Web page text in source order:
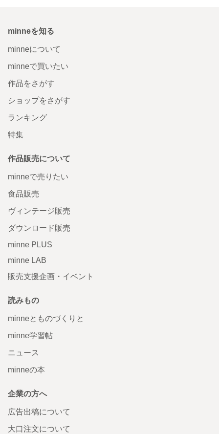
minneを知る
minneについて
minneで買いたい
作品をさがす
ショップをさがす
ランキング
特集
作品販売について
minneで売りたい
食品販売
ヴィンテージ販売
ダウンロード販売
minne PLUS
minne LAB
販売支援企画・イベント
読みもの
minneとものづくりと
minne学習帖
ニュース
minneの本
企業の方へ
広告出稿について
大口注文について